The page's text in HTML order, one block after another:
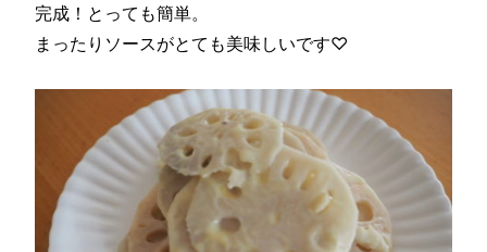
完成！とっても簡単。
まったりソースがとても美味しいです♡